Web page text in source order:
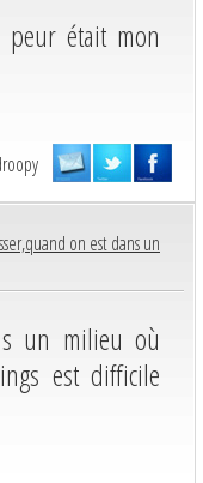
était mon
on est dans un
un milieu où
est difficile